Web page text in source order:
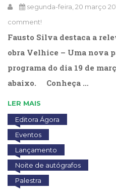
(33)
Puericultura
Rádio
(8)
Públicas
e
Empresarial
(31)
Religião,
Espiritualidade,
Filosofia
(63)
Saúde
(132)
segunda-feira, 20 março
comment!
Fausto Silva destaca a
obra Velhice – Uma nova
programa do dia 19 de
abaixo. Conheça …
LER MAIS
Editora Ágora
Eventos
Lançamento
Noite de autógrafos
Palestra